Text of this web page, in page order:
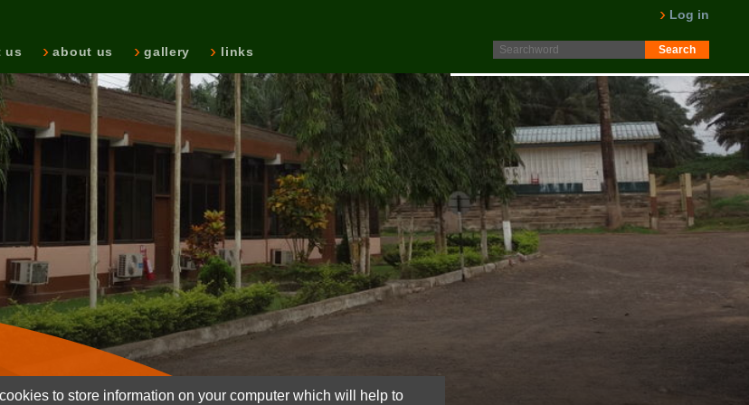
about us gallery links
Log in
Intranett. Logg in. Minutes from AGM 2025 is now available
LES MER
to store information on your computer which will help to